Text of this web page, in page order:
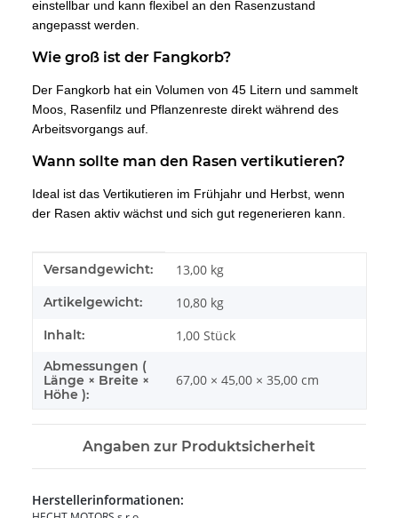
einstellbar und kann flexibel an den Rasenzustand
angepasst werden.
Wie groß ist der Fangkorb?
Der Fangkorb hat ein Volumen von 45 Litern und sammelt
Moos, Rasenfilz und Pflanzenreste direkt während des
Arbeitsvorgangs auf.
Wann sollte man den Rasen vertikutieren?
Ideal ist das Vertikutieren im Frühjahr und Herbst, wenn
der Rasen aktiv wächst und sich gut regenerieren kann.
Produkteigenschaft
Wert
Versandgewicht: 13,00 kg
Artikelgewicht: 10,80 kg
Inhalt: 1,00 Stück
Abmessungen (
Länge × Breite ×
Höhe ):
67,00 × 45,00 × 35,00 cm
Angaben zur Produktsicherheit
Herstellerinformationen: